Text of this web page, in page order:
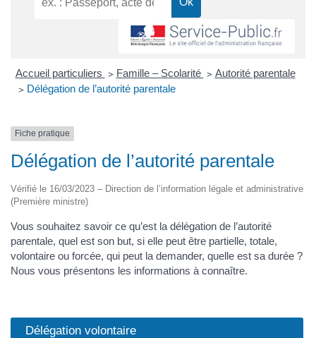
Accueil particuliers > Famille – Scolarité > Autorité parentale
> Délégation de l’autorité parentale
Fiche pratique
Délégation de l’autorité parentale
Vérifié le 16/03/2023 – Direction de l’information légale et administrative
(Première ministre)
Vous souhaitez savoir ce qu’est la délégation de l’autorité
parentale, quel est son but, si elle peut être partielle, totale,
volontaire ou forcée, qui peut la demander, quelle est sa durée ?
Nous vous présentons les informations à connaître.
Délégation volontaire